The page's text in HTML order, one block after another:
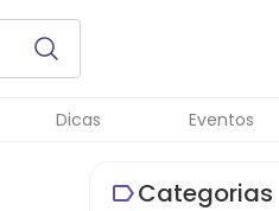
Dicas Eventos
Categorias